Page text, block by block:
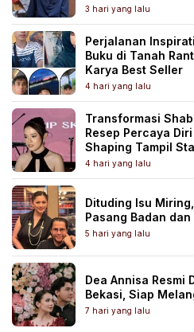
3 hari yang lalu
Perjalanan
Buku di Tanah
Karya Best Seller
4 hari yang lalu
Transformasi
Resep Percaya
Shaping Tampil
4 hari yang lalu
Dituding Isu
Pasang Badan
5 hari yang lalu
Dea Annisa Resmi
Bekasi, Siap
7 hari yang lalu